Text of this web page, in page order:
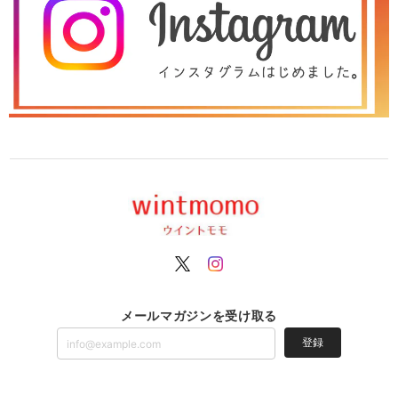
メールマガジンを受け取る
登録